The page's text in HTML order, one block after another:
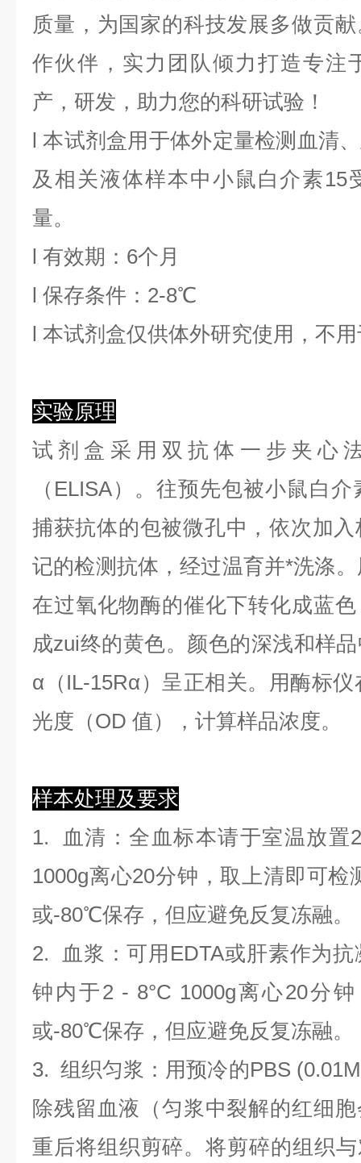
质量，为国家的科技发展多做贡
作伙伴，实力团队倾力打造专注
产，研发，助力您的科研试验！
l本试剂盒用于体外定量检测血清
及相关液体样本中小鼠白介素15
量。
l 有效期：6个月
l 保存条件： 2-8℃
l 本试剂盒仅供体外研究使用，不
实验原理
试剂盒采用双抗体一步夹心
（ELISA）。往预先包被小鼠白
捕获抗体的包被微孔中，依次加
记的检测抗体，经过温育并*洗涤
在过氧化物酶的催化下转化成蓝
成zui终的黄色。颜色的深浅和样
α（IL-15Rα）呈正相关。用酶标
光度（OD 值），计算样品浓度。
样本处理及要求
1.
血清 ：全血标本请于室温放
1000g离心20分钟，取上清即可
或-80℃保存，但应避免反复冻融。
2.
血浆 ：可用EDTA或肝素作为
钟内于2 - 8°C 1000g离心20分
或-80℃保存，但应避免反复冻融。
3.组织匀浆 ：用预冷的PBS
除残留血液（匀浆中裂解的红细
重后将组织剪碎。将剪碎的组织